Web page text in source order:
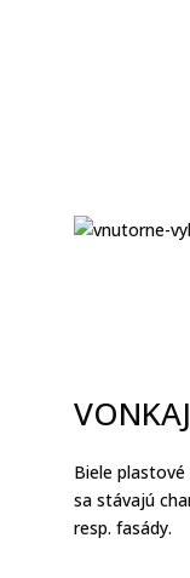
Biele
sa stávajú
resp. fasády.